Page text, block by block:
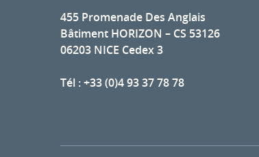
455 Promenade Des Anglais
Bâtiment HORIZON – CS 53126
06203 NICE Cedex 3
Tél : +33 (0)4 93 37 78 78